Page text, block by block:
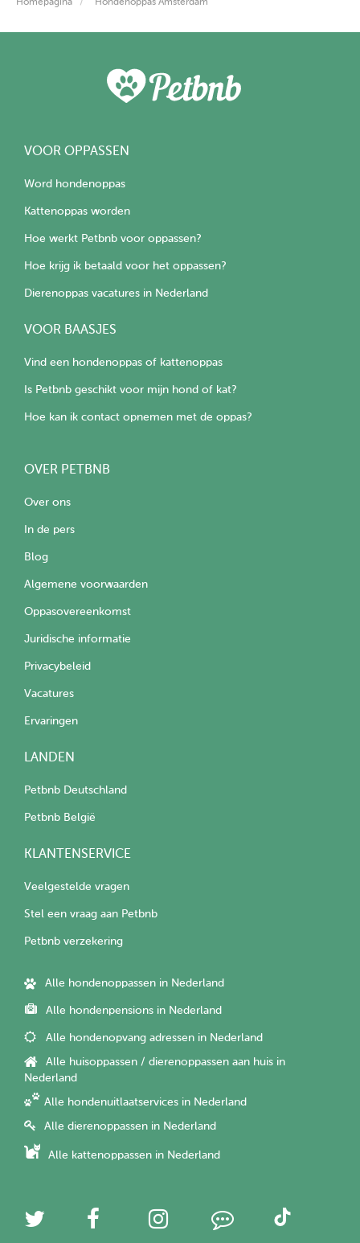
VOOR OPPASSEN
Word hondenoppas
Kattenoppas worden
Hoe werkt Petbnb voor oppassen?
Hoe krijg ik betaald voor het oppassen?
Dierenoppas vacatures in Nederland
VOOR BAASJES
Vind een hondenoppas of kattenoppas
Is Petbnb geschikt voor mijn hond of kat?
Hoe kan ik contact opnemen met de oppas?
OVER PETBNB
Over ons
In de pers
Blog
Algemene voorwaarden
Oppasovereenkomst
Juridische informatie
Privacybeleid
Vacatures
Ervaringen
LANDEN
Petbnb Deutschland
Petbnb België
KLANTENSERVICE
Veelgestelde vragen
Stel een vraag aan Petbnb
Petbnb verzekering
Alle hondenoppassen in Nederland
Alle hondenpensions in Nederland
Alle hondenopvang adressen in Nederland
Alle huisoppassen / dierenoppassen aan huis in
Nederland
Alle hondenuitlaatservices in Nederland
Alle dierenoppassen in Nederland
Alle kattenoppassen in Nederland